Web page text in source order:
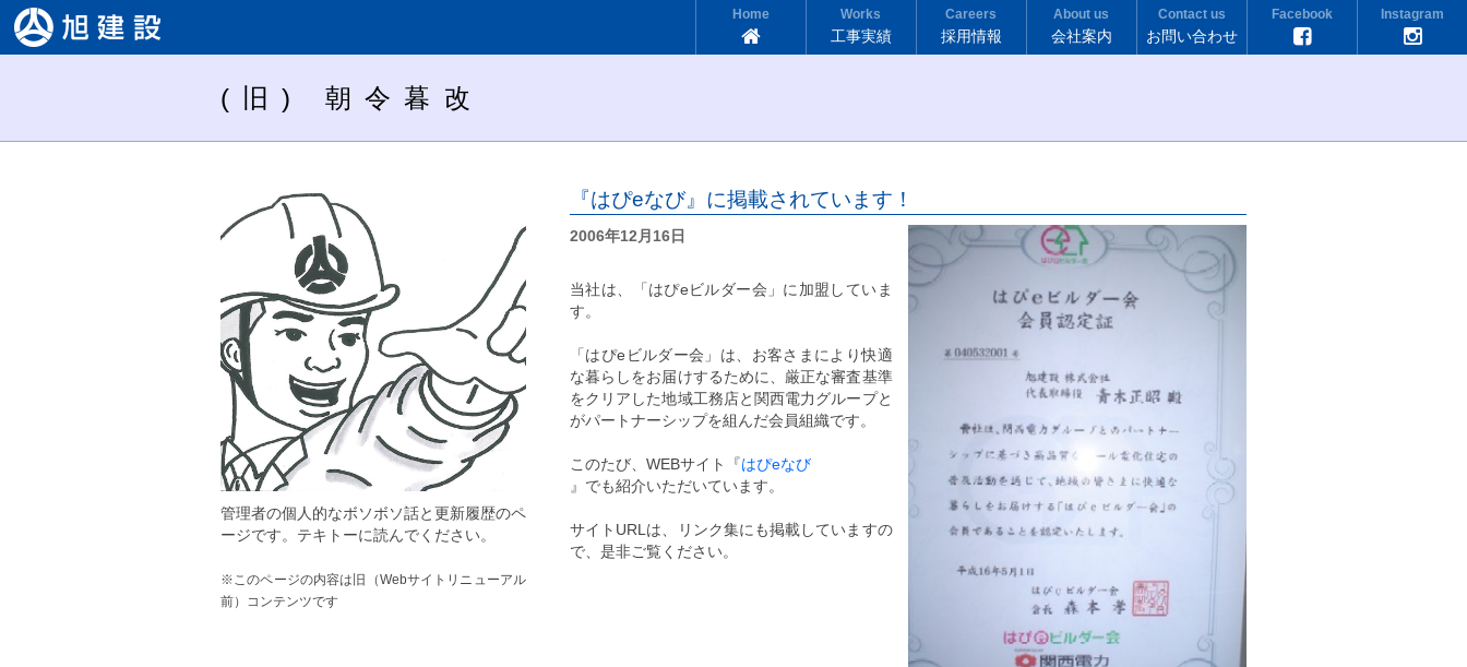
Home Works
工事実績
Careers
採用情報
About us
会社案内
Contact us
お問い合わせ
Facebook Instagram
(旧) 朝令暮改
管理者の個人的なボソボソ話と更新履歴のペ
ージです。テキトーに読んでください。
※このページの内容は旧（Webサイトリニューアル
前）コンテンツです
『はぴeなび』に掲載されています！
2006年12月16日
当社は、「はぴeビルダー会」に加盟していま
す。
「はぴeビルダー会」は、お客さまにより快適
な暮らしをお届けするために、厳正な審査基準
をクリアした地域工務店と関西電力グループと
がパートナーシップを組んだ会員組織です。
このたび、WEBサイト『はぴeなび
』でも紹介いただいています。
サイトURLは、リンク集にも掲載していますの
で、是非ご覧ください。